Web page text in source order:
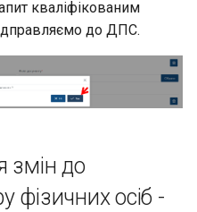
кваліфікованим
до ДПС.
змін до
фізичних осіб -